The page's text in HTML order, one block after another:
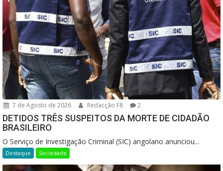
7 de Agosto de 2026 Redacção F8 2
DETIDOS TRÊS SUSPEITOS DA MORTE DE CIDADÃO
BRASILEIRO
O Serviço de Investigação Criminal (SIC) angolano anunciou...
Destaque Sociedade